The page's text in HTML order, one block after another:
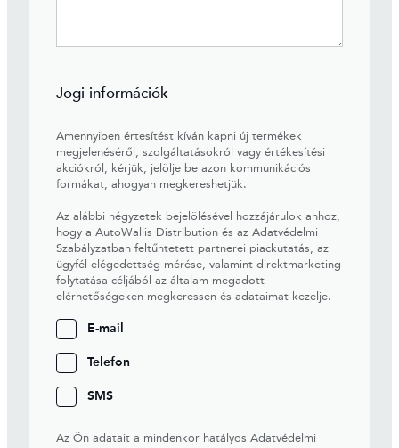
Jogi információk
Amennyiben értesítést kíván kapni új termékek
megjelenéséről, szolgáltatásokról vagy értékesítési
akciókról, kérjük, jelölje be azon kommunikációs
formákat, ahogyan megkereshetjük.
Az alábbi négyzetek bejelölésével hozzájárulok ahhoz,
hogy a AutoWallis Distribution és az Adatvédelmi
Szabályzatban feltűntetett partnerei piackutatás, az
ügyfél-elégedettség mérése, valamint direktmarketing
folytatása céljából az általam megadott
elérhetőségeken megkeressen és adataimat kezelje.
E-mail
Telefon
SMS
Az Ön adatait a mindenkor hatályos Adatvédelmi